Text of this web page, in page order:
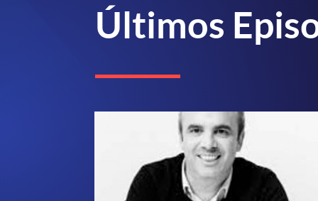
Últimos